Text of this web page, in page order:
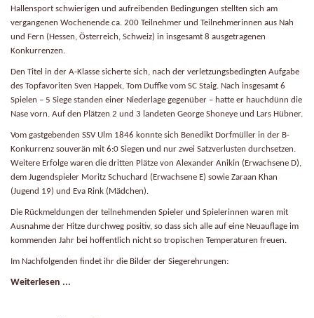
Hallensport schwierigen und aufreibenden Bedingungen stellten sich am
vergangenen Wochenende ca. 200 Teilnehmer und Teilnehmerinnen aus Nah
und Fern (Hessen, Österreich, Schweiz) in insgesamt 8 ausgetragenen
Konkurrenzen.
Den Titel in der A-Klasse sicherte sich, nach der verletzungsbedingten Aufgabe
des Topfavoriten Sven Happek, Tom Duffke vom SC Staig. Nach insgesamt 6
Spielen – 5 Siege standen einer Niederlage gegenüber – hatte er hauchdünn die
Nase vorn. Auf den Plätzen 2 und 3 landeten George Shoneye und Lars Hübner.
Vom gastgebenden SSV Ulm 1846 konnte sich Benedikt Dorfmüller in der B-
Konkurrenz souverän mit 6:0 Siegen und nur zwei Satzverlusten durchsetzen.
Weitere Erfolge waren die dritten Plätze von Alexander Anikin (Erwachsene D),
dem Jugendspieler Moritz Schuchard (Erwachsene E) sowie Zaraan Khan
(Jugend 19) und Eva Rink (Mädchen).
Die Rückmeldungen der teilnehmenden Spieler und Spielerinnen waren mit
Ausnahme der Hitze durchweg positiv, so dass sich alle auf eine Neuauflage im
kommenden Jahr bei hoffentlich nicht so tropischen Temperaturen freuen.
Im Nachfolgenden findet ihr die Bilder der Siegerehrungen:
Weiterlesen ...